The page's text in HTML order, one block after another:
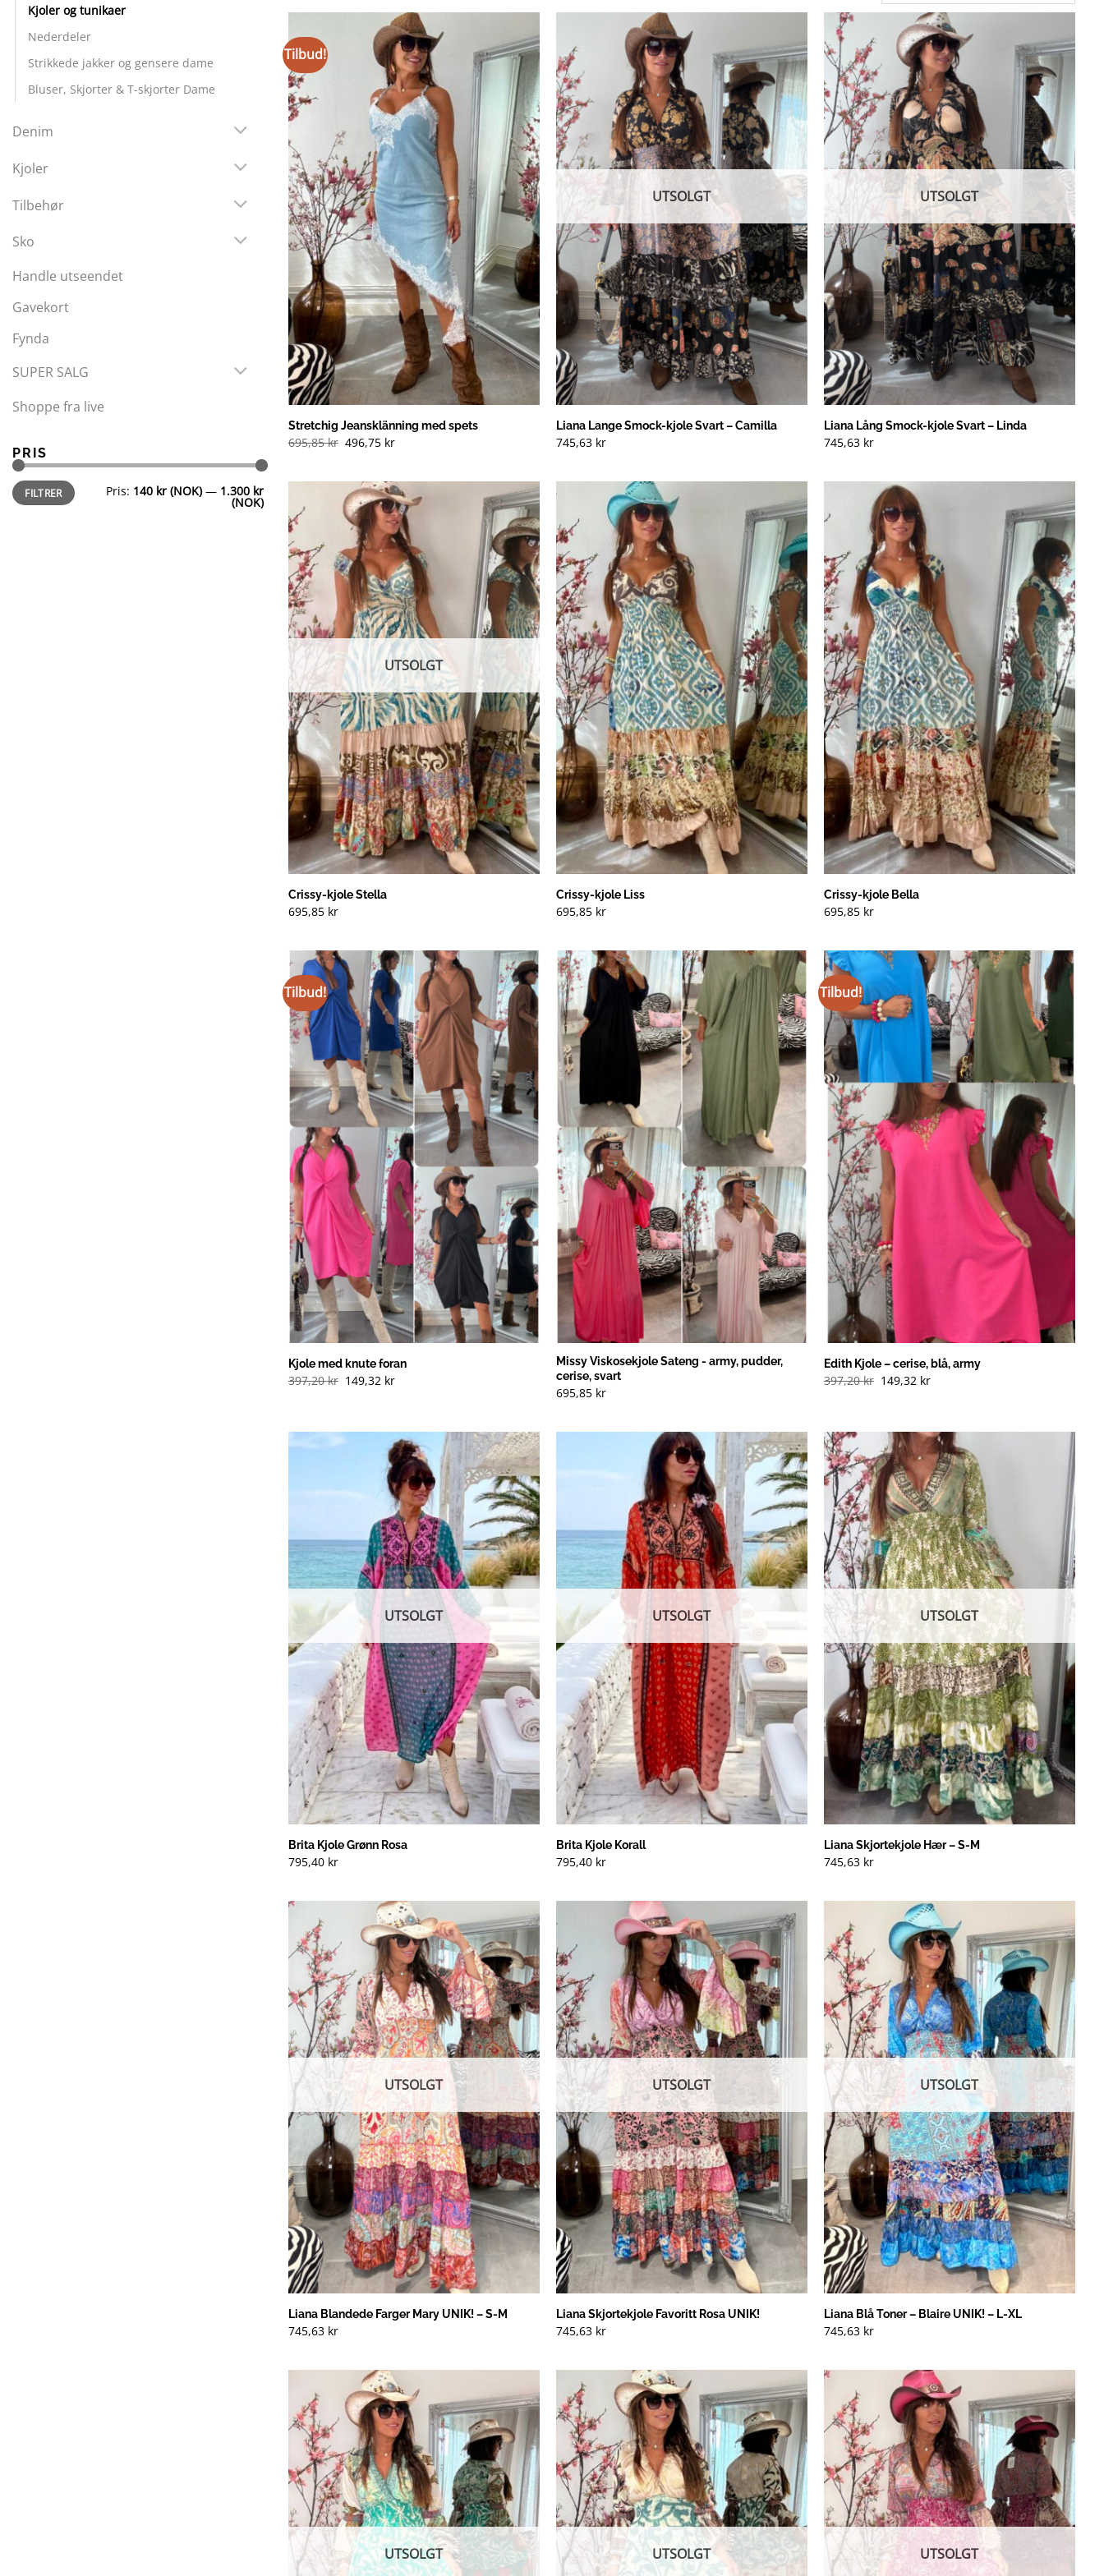
Kjoler og tunikaer
Nederdeler
Strikkede jakker og gensere dame
Bluser, Skjorter & T-skjorter Dame
Denim
Kjoler
Tilbehør
Sko
Handle utseendet
Gavekort
Fynda
SUPER SALG
Shoppe fra live
PRIS
Min.
pris
Makspris
FILTRER Pris: 140 kr (NOK) — 1.300 kr
(NOK)
siste
Tilbud!
Stretchig Jeansklänning med spets
695,85kr Opprinnelig
(NOK).
496,75 krNåværende
(NOK).
UTSOLGT
Liana Lange Smock-kjole Svart – Camilla
745,63 kr
UTSOLGT
Liana Lång Smock-kjole Svart – Linda
745,63 kr
UTSOLGT
Crissy-kjole Stella
695,85 kr
Crissy-kjole Liss
695,85 kr
Crissy-kjole Bella
695,85 kr
Tilbud!
Kjole med knute foran
397,20kr Opprinnelig
pris
149,32 krNåværende
Missy Viskosekjole Sateng - army, pudder,
cerise, svart
695,85 kr
Tilbud!
Edith Kjole – cerise, blå, army
397,20kr Opprinnelig
pris
149,32 krNåværende
UTSOLGT
Brita Kjole Grønn Rosa
795,40 kr
UTSOLGT
Brita Kjole Korall
795,40 kr
UTSOLGT
Liana Skjortekjole Hær – S-M
745,63 kr
UTSOLGT
Liana Blandede Farger Mary UNIK! – S-M
745,63 kr
UTSOLGT
Liana Skjortekjole Favoritt Rosa UNIK!
745,63 kr
UTSOLGT
Liana Blå Toner – Blaire UNIK! – L-XL
745,63 kr
UTSOLGT UTSOLGT UTSOLGT